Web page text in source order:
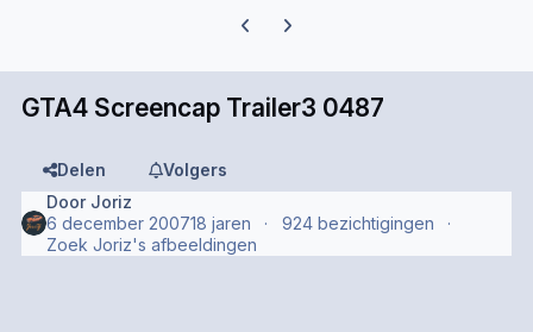
Previous carousel slide
Next carousel slide
GTA4 Screencap Trailer3 0487
Delen
Volgers
Door Joriz
6 december 200718 jaren
924 bezichtigingen
Zoek Joriz's afbeeldingen